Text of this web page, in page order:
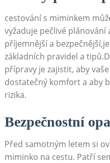
cestování s miminkem
vyžaduje pečlivé
příjemnější a
základních pravidel a
přípravy je zajistit, aby
dostatečný komfort a aby
rizika.
Bezpečnostní
Před samotným letem si
miminko na cestu. Patří